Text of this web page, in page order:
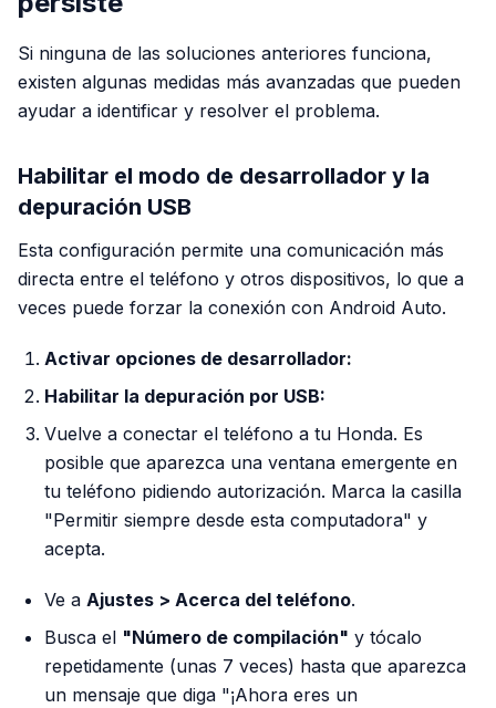
Si ninguna de las soluciones anteriores funciona,
existen algunas medidas más avanzadas que pueden
ayudar a identificar y resolver el problema.
Habilitar el modo de desarrollador y la
depuración USB
Esta configuración permite una comunicación más
directa entre el teléfono y otros dispositivos, lo que a
veces puede forzar la conexión con Android Auto.
Activar opciones de desarrollador:
Habilitar la depuración por USB:
Vuelve a conectar el teléfono a tu Honda. Es
posible que aparezca una ventana emergente en
tu teléfono pidiendo autorización. Marca la casilla
"Permitir siempre desde esta computadora" y
acepta.
Ve a Ajustes > Acerca del teléfono.
Busca el "Número de compilación" y tócalo
repetidamente (unas 7 veces) hasta que aparezca
un mensaje que diga "¡Ahora eres un